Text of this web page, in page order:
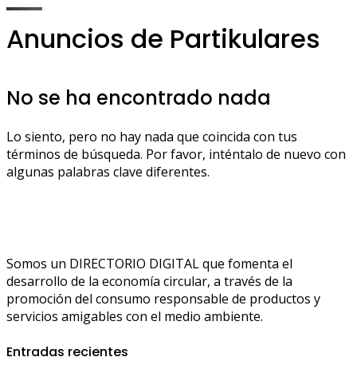
Anuncios de Partikulares
No se ha encontrado nada
Lo siento, pero no hay nada que coincida con tus
términos de búsqueda. Por favor, inténtalo de nuevo con
algunas palabras clave diferentes.
Somos un DIRECTORIO DIGITAL que fomenta el
desarrollo de la economía circular, a través de la
promoción del consumo responsable de productos y
servicios amigables con el medio ambiente.
Entradas recientes